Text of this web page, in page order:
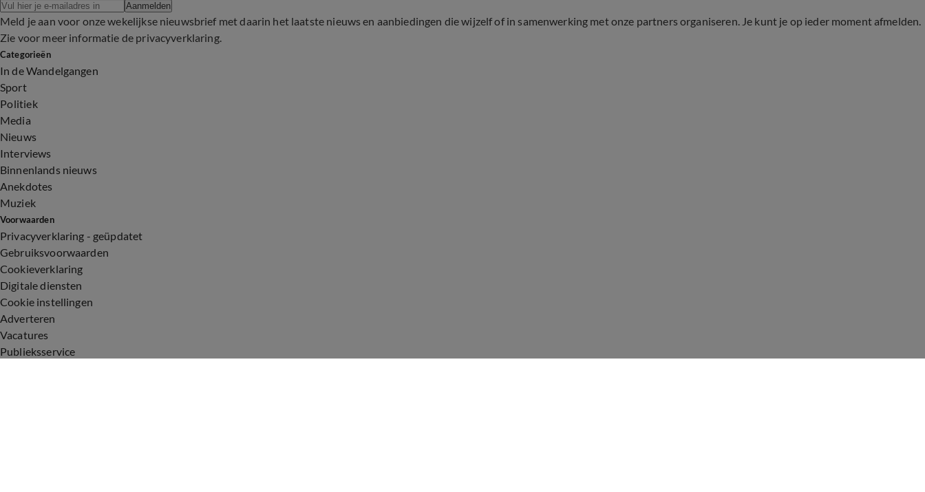
Aanmelden
Meld je aan voor onze wekelijkse nieuwsbrief met daarin het laatste nieuws en aanbiedingen die wijzelf of in samenwerking met onze partners organiseren. Je kunt je op ieder moment afmelden.
Zie voor meer informatie de privacyverklaring.
Categorieën
In de Wandelgangen
Sport
Politiek
Media
Nieuws
Interviews
Binnenlands nieuws
Anekdotes
Muziek
Voorwaarden
Privacyverklaring - geüpdatet
Gebruiksvoorwaarden
Cookieverklaring
Digitale diensten
Cookie instellingen
Adverteren
Vacatures
Publieksservice